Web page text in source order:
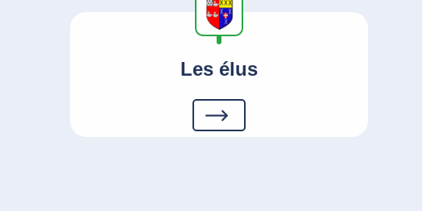
Les élus